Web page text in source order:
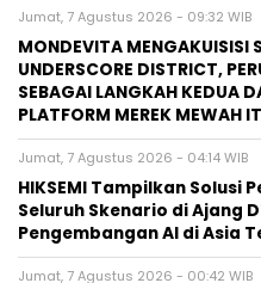
Jumat, 7 Agustus 2026 - 09:32 WIB
MONDEVITA MENGAKUISISI
UNDERSCORE DISTRICT,
SEBAGAI LANGKAH KEDUA
PLATFORM MEREK MEWAH
Jumat, 7 Agustus 2026 - 04:14 WIB
HIKSEMI Tampilkan Solusi
Seluruh Skenario di Ajang
Pengembangan AI di Asia
Jumat, 7 Agustus 2026 - 00:42 WIB